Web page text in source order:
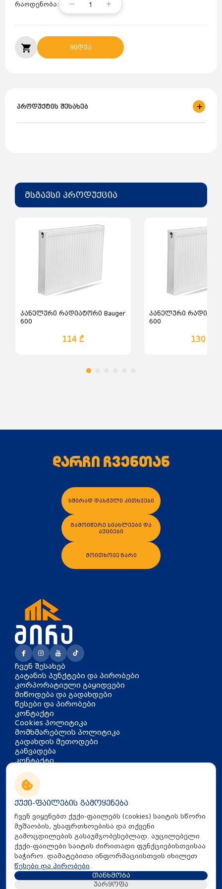
რაოდენობა: 1
ყიდვა
პროდუქტის შესახებ
ფერი: თეთრი
მსგავსი პროდუქცია
პანელური რადიატორი Bauger
600
114 ₾
პანელური
600
130 ₾
დარჩი ჩვენთან
ხშირად დასმული კითხვები
გამოიწერე სიახლეები და
აქციები
მოითხოვე ზარი
კონტაქტი
თბილისი, აკაკი წერეთლის
გამზირი 126
info@mira.ge
032 235 60 01
ჩვენ შესახებ
გატანის პუნქტები და პირობები
კორპორატიული გაყიდვები
მიწოდება და გადახდები
წესები და პირობები
კონტაქტი
Cookies პოლიტიკა
მომხმარებლის პოლიტიკა
გადახდის მეთოდები
განვადება
All Rights Reserved © 2025 Mira.ge
ქუქი-ფაილების გამოყენება
ჩვენ ვიყენებთ ქუქი-ფაილებს (cookies) საიტის სწორი
მუშაობის, უსაფრთხოებისა და თქვენი
გამოცდილების გასაუმჯობესებლად. აუცილებელი
ქუქი-ფაილები საიტის ძირითადი ფუნქციებისთვისაა
საჭირო. დამატებითი ინფორმაციისთვის იხილეთ
წესები და პირობები.
უარყოფა
თანხმობა